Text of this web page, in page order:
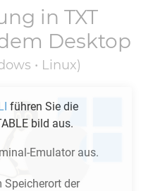
in TXT
Desktop
• Linux)
führen Sie die
bild aus.
Emulator aus.
Speicherort der